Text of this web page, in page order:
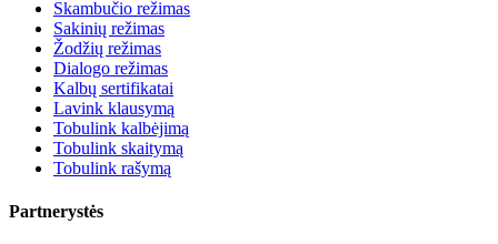
Skambučio režimas
Sakinių režimas
Žodžių režimas
Dialogo režimas
Kalbų sertifikatai
Lavink klausymą
Tobulink kalbėjimą
Tobulink skaitymą
Tobulink rašymą
Partnerystės